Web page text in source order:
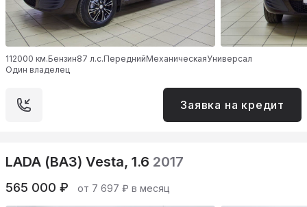
112000 км.Бензин87 л.с.ПереднийМеханическаяУниверсал
Один владелец
Заявка на кредит
LADA (ВАЗ) Vesta, 1.6 2017
565 000 ₽ от 7 697 ₽ в месяц